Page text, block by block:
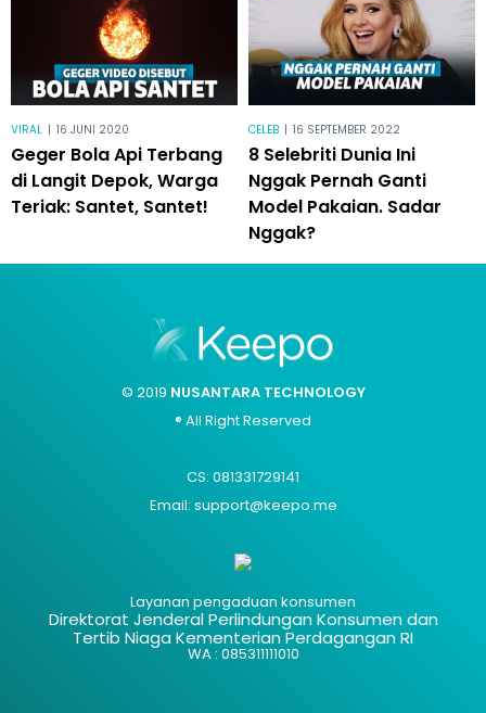
VIRAL | 16 JUNI 2020
Geger Bola Api Terbang
di Langit Depok, Warga
Teriak: Santet, Santet!
CELEB | 16 SEPTEMBER 2022
8 Selebriti Dunia Ini
Nggak Pernah Ganti
Model Pakaian. Sadar
Nggak?
© 2019 NUSANTARA TECHNOLOGY
® All Right Reserved
CS: 081331729141
Email: support@keepo.me
Layanan pengaduan konsumen
Direktorat Jenderal Perlindungan Konsumen dan
Tertib Niaga Kementerian Perdagangan RI
WA : 085311111010